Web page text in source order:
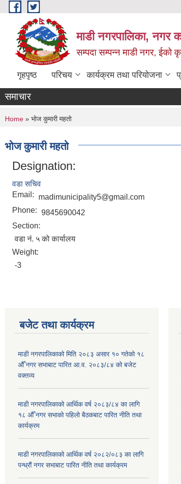
Skip to main content
माडी नगरपालिका, नगर
सम्पदा सम्पन्न माडी नगर, ईको
गृहपृष्ठ परिचय कार्यक्रम तथा परियोजना
समाचार
You are here
Home » भोज कुमारी महतो
भोज कुमारी महतो
Designation:
वडा सचिव
Email:
madimunicipality5@gmail.com
Phone: 9845690042
Section:
वडा नं. ५ को कार्यालय
Weight:
-3
बजेट तथा कार्यक्रम
माडी नगरपालिकाको मिति २०८३ असार १० गतेको १८
औँ नगर सभाबाट पारित आ.व. २०८३/८४ को बजेट
वक्तव्य
माडी नगरपालिकाको आर्थिक वर्ष २०८३/८४ का लागि
१८ औँ नगर सभाको पहिलो बैठकबाट पारित नीति तथा
कार्यक्रम
माडी नगरपालिकाको आर्थिक वर्ष २०८२/०८३ का लागि
पन्ध्रौं नगर सभाबाट पारित नीति तथा कार्यक्रम